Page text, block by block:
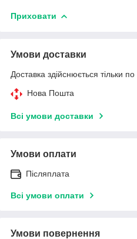
Приховати
Умови доставки
Доставка здійснюється тільки
Нова Пошта
Всі умови доставки
Умови оплати
Післяплата
Всі умови оплати
Умови повернення